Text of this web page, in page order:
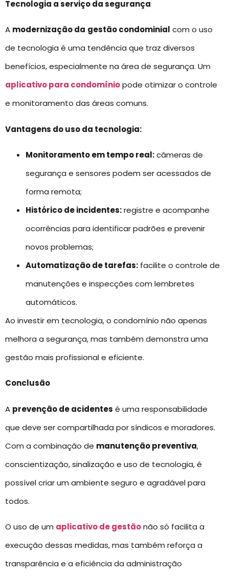
Tecnologia a serviço da segurança
A modernização da gestão condominial com o uso
de tecnologia é uma tendência que traz diversos
benefícios, especialmente na área de segurança. Um
aplicativo para condomíniopode otimizar o controle
e monitoramento das áreas comuns.
Vantagens do uso da tecnologia:
Monitoramento em tempo real:câmeras de
segurança e sensores podem ser acessados de
forma remota;
Histórico de incidentes:registre e acompanhe
ocorrências para identificar padrões e prevenir
novos problemas;
Automatização de tarefas: facilite o controle de
manutenções e inspecções com lembretes
automáticos.
Ao investir em tecnologia, o condomínio não apenas
melhora a segurança, mas também demonstra uma
gestão mais profissional e eficiente.
Conclusão
A prevenção de acidentes é uma responsabilidade
que deve ser compartilhada por síndicos e moradores.
Com a combinação de manutenção preventiva,
conscientização, sinalização e uso de tecnologia, é
possível criar um ambiente seguro e agradável para
todos.
O uso de um aplicativo de gestãonão só facilita a
execução dessas medidas, mas também reforça a
transparência e a eficiência da administração